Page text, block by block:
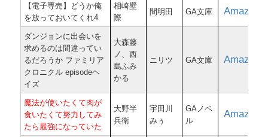
【電子専売】どうか俺
を放っておいてくれ4
相崎壁
際
間明田 GA文庫 Amazon
ダンジョンに出会いを
求めるのは間違ってい
るだろうか ファミリア
クロニクル episodeヘ
イズ
大森藤
ノ、西
島ふみ
かる
ニリツ GA文庫 Amazon
魔法が使いたくて肉が
食いたくて努力してみ
たら最強になっていた
大野半
兵衛
宇田川
みぅ
GAノベ
ル
Amazon